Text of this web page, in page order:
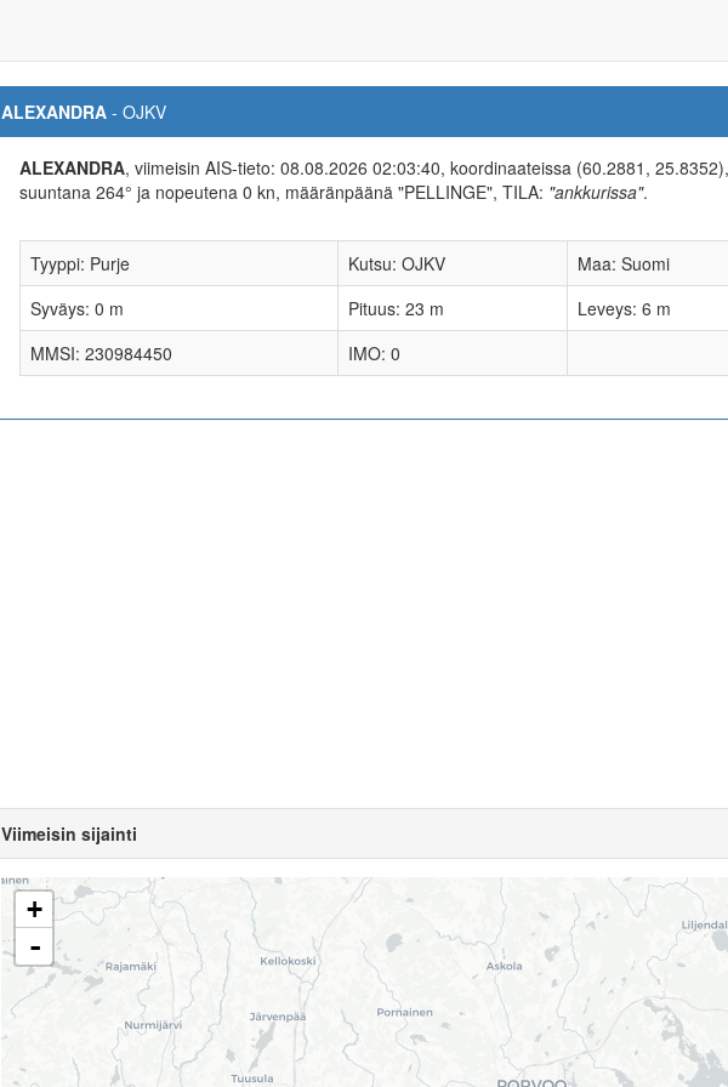
ALEXANDRA - OJKV
ALEXANDRA, viimeisin AIS-tieto: 08.08.2026 02:03:40, koordinaateissa (60.2881, 25.8352),
suuntana 264° ja nopeutena 0 kn, määränpäänä "PELLINGE", TILA: "ankkurissa".
Tyyppi: Purje Kutsu: OJKV
Maa: Suomi
Syväys: 0 m
Pituus: 23 m
Leveys: 6 m
MMSI: 230984450
IMO: 0
Viimeisin sijainti
+
-